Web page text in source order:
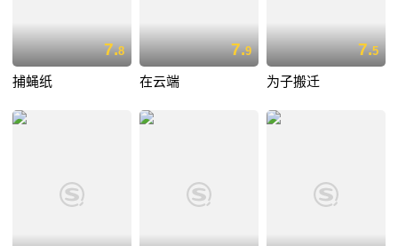
7.8
捕蝇纸
7.9
在云端
7.5
为子搬迁